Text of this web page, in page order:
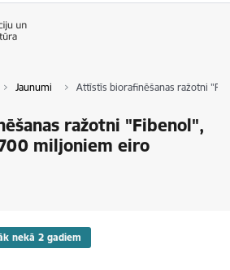
Jaunumi Attīstīs biorafinēšanas ražotni
ražotni "Fibenol",
miljoniem eiro
nekā 2 gadiem